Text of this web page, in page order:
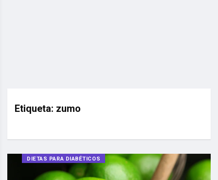
Etiqueta: zumo
DIETAS PARA DIABÉTICOS